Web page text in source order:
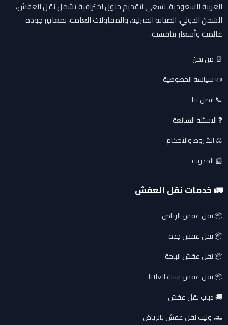
العربية السعودية. نسعى لتقديم حلول احترافية تشمل نقل العفش،
الشحن الدولي، الصيانة المنزلية، والمقاولات العامة، بمعايير جودة
عالمية وأسعار تنافسية.
📄 من نحن
📜 سياسة الخصوصية
📞 اتصل بنا
❓ الاسئلة الشائعة
⚖️ الشروط والأحكام
📰 المدونة
🚛 خدمات نقل العفش
📦 نقل عفش الرياض
📦 نقل عفش جدة
📦 نقل عفش الباحة
📦 نقل عفش سبت العلايا
🚚 دباب نقل عفش
🛻 ونيت نقل عفش بالرياض